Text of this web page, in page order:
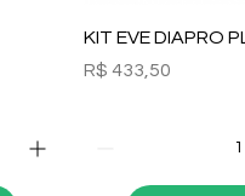
KIT EVE DIAPRO
Preço
R$ 433,50